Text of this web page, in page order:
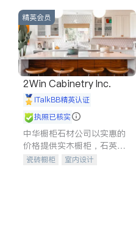
精英会员
2Win Cabinetry Inc.
iTalkBB精英认证
执照已核实
中华橱柜石材公司以实惠的
价格提供实木橱柜，石英石
台面，多种优质不锈钢水
瓷砖橱柜
室内设计